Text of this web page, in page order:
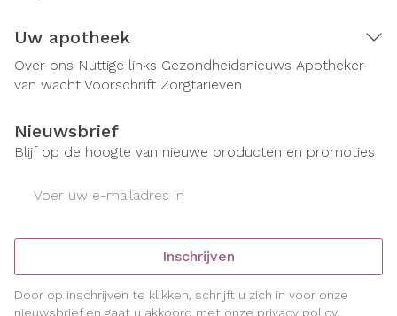
Uw apotheek
Over ons Nuttige links Gezondheidsnieuws Apotheker
van wacht Voorschrift Zorgtarieven
Nieuwsbrief
Blijf op de hoogte van nieuwe producten en promoties
Inschrijven
Door op inschrijven te klikken, schrijft u zich in voor onze
nieuwsbrief en gaat u akkoord met onze privacy policy.